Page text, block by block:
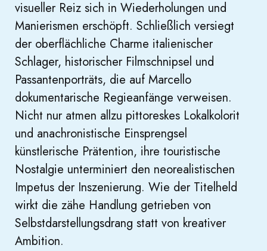
visueller Reiz sich in Wiederholungen und
Manierismen erschöpft. Schließlich versiegt
der oberflächliche Charme italienischer
Schlager, historischer Filmschnipsel und
Passantenporträts, die auf Marcello
dokumentarische Regieanfänge verweisen.
Nicht nur atmen allzu pittoreskes Lokalkolorit
und anachronistische Einsprengsel
künstlerische Prätention, ihre touristische
Nostalgie unterminiert den neorealistischen
Impetus der Inszenierung. Wie der Titelheld
wirkt die zähe Handlung getrieben von
Selbstdarstellungsdrang statt von kreativer
Ambition.